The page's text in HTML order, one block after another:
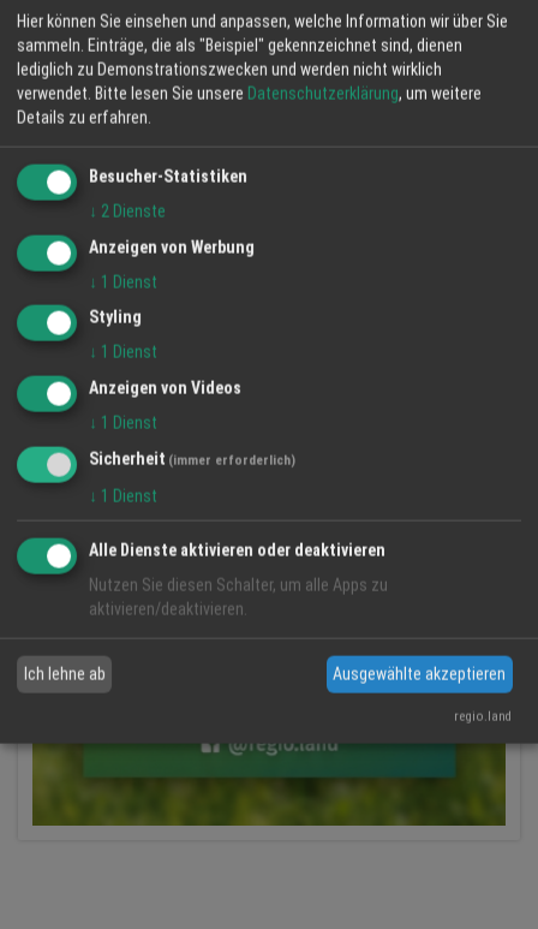
Hier können Sie einsehen und anpassen, welche Information wir über Sie
sammeln. Einträge, die als "Beispiel" gekennzeichnet sind, dienen
lediglich zu Demonstrationszwecken und werden nicht wirklich
verwendet. Bitte lesen Sie unsere Datenschutzerklärung, um weitere
Details zu erfahren.
Besucher-Statistiken
↓ 2 Dienste
Anzeigen von Werbung
↓ 1 Dienst
Styling
↓ 1 Dienst
Anzeigen von Videos
↓ 1 Dienst
Sicherheit (immer erforderlich)
↓ 1 Dienst
Alle Dienste aktivieren oder deaktivieren
Nutzen Sie diesen Schalter, um alle Apps zu
aktivieren/deaktivieren.
Ich lehne ab Ausgewählte akzeptieren
regio.land